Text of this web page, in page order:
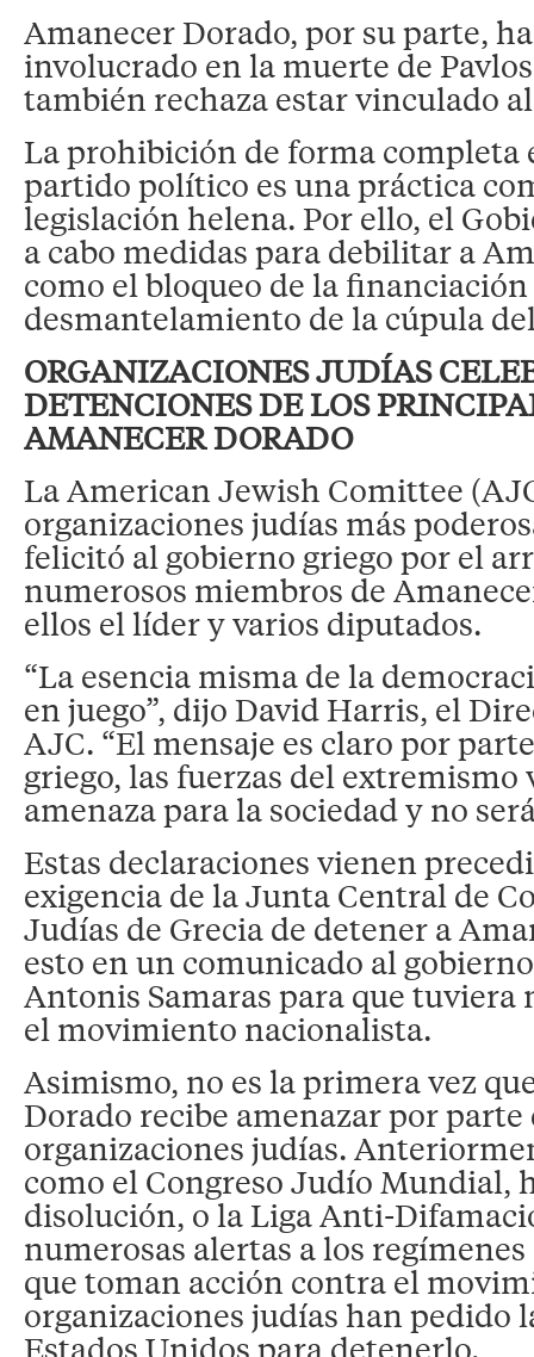
Amanecer Dorado, por su parte,
involucrado en la muerte de
también rechaza estar vinculado
La prohibición de forma completa
partido político es una práctica
legislación helena. Por ello, el
a cabo medidas para debilitar a
como el bloqueo de la
desmantelamiento de la cúpula
ORGANIZACIONES JUDÍAS
DETENCIONES DE LOS
AMANECER DORADO
La American Jewish Comittee
organizaciones judías más
felicitó al gobierno griego por el
numerosos miembros de
ellos el líder y varios diputados.
“La esencia misma de la
en juego”, dijo David Harris, el
AJC. “El mensaje es claro por
griego, las fuerzas del
amenaza para la sociedad y no
Estas declaraciones vienen
exigencia de la Junta Central de
Judías de Grecia de detener a
esto en un comunicado al
Antonis Samaras para que tuviera
el movimiento nacionalista.
Asimismo, no es la primera vez
Dorado recibe amenazar por parte
organizaciones judías.
como el Congreso Judío Mundial,
disolución, o la Liga Anti-
numerosas alertas a los
que toman acción contra el
organizaciones judías han pedido
Estados Unidos para detenerlo.